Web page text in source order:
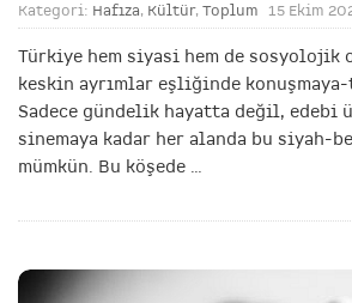
Kategori: Hafıza, Kültür, Toplum 15 Ekim
Türkiye hem siyasi hem de sosyolojik
keskin ayrımlar eşliğinde konuşmaya-
Sadece gündelik hayatta değil, edebi
sinemaya kadar her alanda bu siyah-
mümkün. Bu köşede